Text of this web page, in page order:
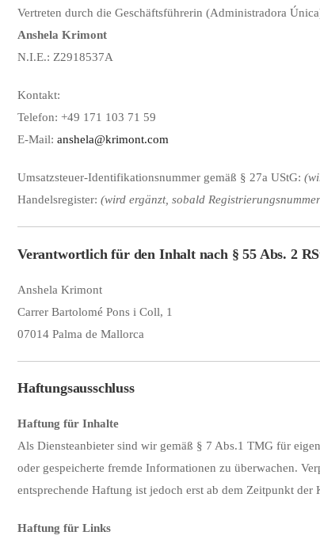
Vertreten durch die Geschäftsführerin (Administradora
Anshela Krimont
N.I.E.: Z2918537A
Kontakt:
Telefon: +49 171 103 71 59
E-Mail: anshela@krimont.com
Umsatzsteuer-Identifikationsnummer gemäß § 27a UStG: (
Handelsregister: (wird ergänzt, sobald Registrierungsnummer
Verantwortlichfür den Inhalt nach §55 Abs. 2
Anshela Krimont
Carrer Bartolomé Pons i Coll, 1
07014 Palma de Mallorca
Haftungsausschluss
Haftung für Inhalte
Als Diensteanbieter sind wir gemäß § 7 Abs.1 TMG für
oder gespeicherte fremde Informationen zu überwachen.
entsprechende Haftung ist jedoch erst ab dem Zeitpunkt der
Haftung für Links